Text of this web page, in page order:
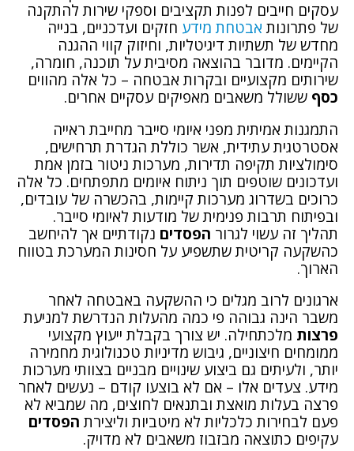
עסקים חייבים לפנות תקציבים וספקי שירות להתקנה
של פתרונותאבטחת מידע חזקים ועדכניים, בנייה
מחדש של תשתיות דיגיטליות, וחיזוק קווי ההגנה
הקיימים. מדובר בהוצאה מסיבית על תוכנה, חומרה,
שירותים מקצועיים ובקרות אבטחה – כל אלה מהווים
כסף ששולל משאבים מאפיקים עסקיים אחרים.
התמגנות אמיתית מפני איומי סייבר מחייבת ראייה
אסטרטגית עתידית, אשר כוללת הגדרת תרחישים,
סימולציות תקיפה תדירות, מערכות ניטור בזמן אמת
ועדכונים שוטפים תוך ניתוח איומים מתפתחים. כל אלה
כרוכים בשדרוג מערכות קיימות, בהכשרה של עובדים,
ובפיתוח תרבות פנימית של מודעות לאיומי סייבר.
תהליך זה עשוי לגרור הפסדים נקודתיים אך להיחשב
כהשקעה קריטית שתשפיע על חסינות המערכת בטווח
הארוך.
ארגונים לרוב מגלים כי ההשקעה באבטחה לאחר
משבר הינה גבוהה פי כמה מהעלות הנדרשת למניעת
פרצות מלכתחילה. יש צורך בקבלת ייעוץ מקצועי
ממומחים חיצוניים, גיבוש מדיניות טכנולוגית מחמירה
יותר, ולעיתים גם ביצוע שינויים מבניים בצוותי מערכות
מידע. צעדים אלו – אם לא בוצעו קודם – נעשים לאחר
פרצה בעלות מואצת ובתנאים לחוצים, מה שמביא לא
פעם לבחירות כלכליות לא מיטביות וליצירתהפסדים
עקיפים כתוצאה מבזבוז משאבים לא מדויק.